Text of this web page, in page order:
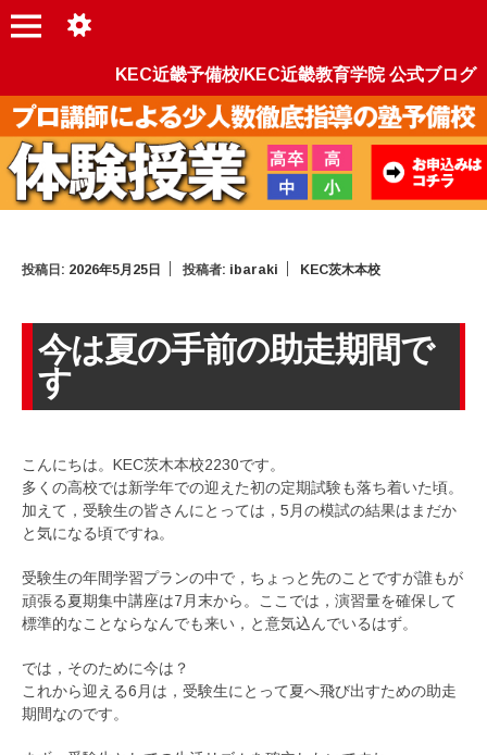
KEC近畿予備校/KEC近畿教育学院 公式ブログ
投稿日: 2026年5月25日 投稿者: ibaraki KEC茨木本校
今は夏の手前の助走期間で
す
こんにちは。KEC茨木本校2230です。
多くの高校では新学年での迎えた初の定期試験も落ち着いた頃。
加えて，受験生の皆さんにとっては，5月の模試の結果はまだか
と気になる頃ですね。
受験生の年間学習プランの中で，ちょっと先のことですが誰もが
頑張る夏期集中講座は7月末から。ここでは，演習量を確保して
標準的なことならなんでも来い，と意気込んでいるはず。
では，そのために今は？
これから迎える6月は，受験生にとって夏へ飛び出すための助走
期間なのです。